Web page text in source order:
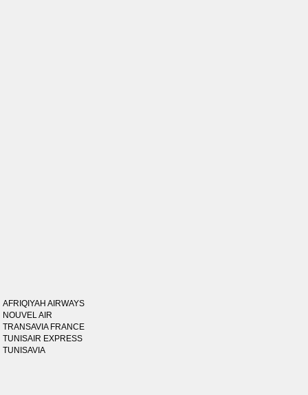
AFRIQIYAH AIRWAYS
NOUVEL AIR
TRANSAVIA FRANCE
TUNISAIR EXPRESS
TUNISAVIA